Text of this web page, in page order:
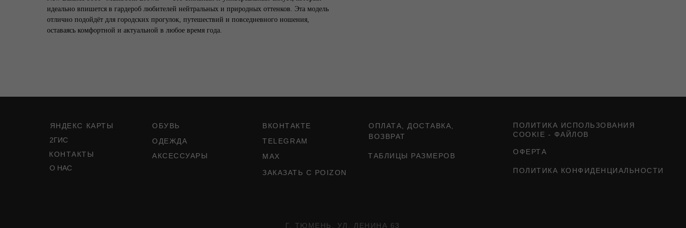
идеально впишется в гардероб любителей нейтральных и природных оттенков. Эта модель
отлично подойдёт для городских прогулок, путешествий и повседневного ношения,
оставаясь комфортной и актуальной в любое время года.
ВКОНТАКТЕ
TELEGRAM
MAX
ЯНДЕКС КАРТЫ
2ГИС
ОПЛАТА, ДОСТАВКА,
ВОЗВРАТ
ПОЛИТИКА КОНФИДЕНЦИАЛЬНОСТИ
ПОЛИТИКА ИСПОЛЬЗОВАНИЯ
COOKIE - ФАЙЛОВ
ОФЕРТА
КОНТАКТЫ
ОБУВЬ
ОДЕЖДА
АКСЕССУАРЫ
ТАБЛИЦЫ РАЗМЕРОВ
ЗАКАЗАТЬ С POIZON
Г. ТЮМЕНЬ, УЛ. ЛЕНИНА 63
О НАС